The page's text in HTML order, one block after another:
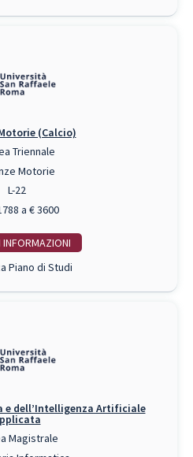
(Calcio)
Triennale
Motorie
L-22
a € 3600
INFO
Piano di Studi
e dell’Intelligenza Artificiale
Magistrale